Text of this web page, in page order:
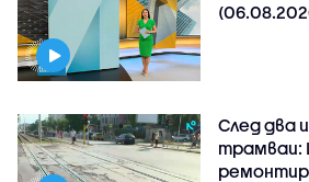
След два
трамваи: